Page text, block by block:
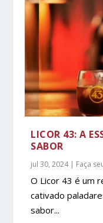
LICOR 43: A
SABOR
jul 30, 2024| Faça
O Licor 43 é um
cativado
sabor...